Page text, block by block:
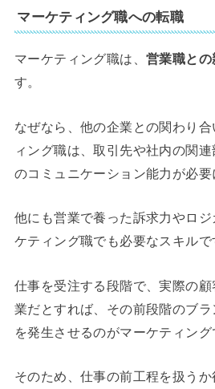
マーケティング職への転職
マーケティング職は、営業職と
す。
なぜなら、他の企業との関わり
ィング職は、取引先や社内の関
のコミュニケーション能力が必要
他にも営業で養った訴求力やロ
ケティング職でも必要なスキルで
仕事を受注する段階で、実際の
業だとすれば、その前段階のブ
を発生させるのがマーケティング
そのため、仕事の前工程を扱う